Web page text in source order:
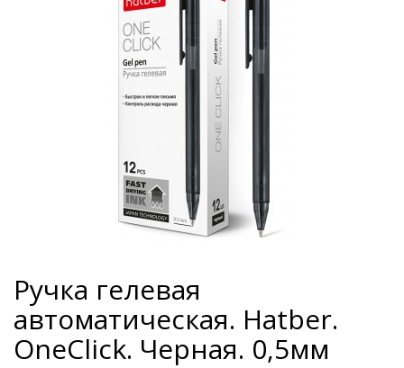
Ручка гелевая
автоматическая. Hatber.
OneClick. Черная. 0,5мм